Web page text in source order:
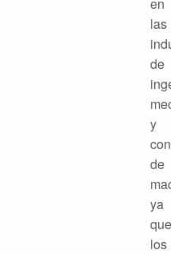
las
de
y
de
ya
que
los